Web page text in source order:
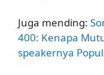
Juga mending:
400: Kenapa
speakernya